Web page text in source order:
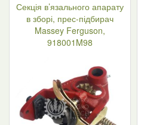
Секція в’язального апарату
в зборі, прес-підбирач
Massey Ferguson,
918001M98